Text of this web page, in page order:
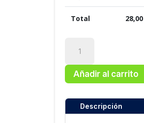
Total 28,00
ESO
cantidad
Añadir al carrito
Descripción